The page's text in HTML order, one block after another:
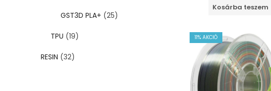
Kosárba teszem
11% AKCIÓ
GST3D PLA+ (25)
TPU (19)
RESIN (32)